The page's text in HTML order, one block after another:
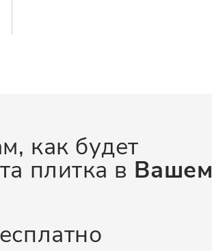
как будет
плитка в Вашем